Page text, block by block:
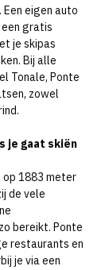
Een eigen auto
gratis
je skipas
Bij alle
Tonale, Ponte
zowel
je gaat skiën
1883 meter
de vele
bereikt. Ponte
restaurants en
je via een